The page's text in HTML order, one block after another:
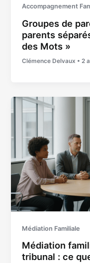
Accompagnement
Groupes de
parents
des Mots »
Clémence Delvaux •2
Médiation Familiale
Médiation
tribunal : ce